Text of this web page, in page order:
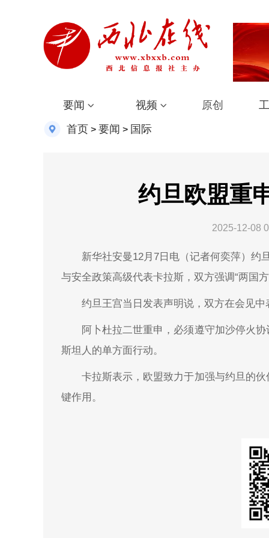
要闻 视频 原创
首页 > 要闻 > 国际
约旦欧盟重
2025-12-08
新华社安曼12月7日电（记者何奕萍）约
与安全政策高级代表卡拉斯，双方强调“两国
约旦王宫当日发表声明说，双方在会见
阿卜杜拉二世重申，必须遵守加沙停火
斯坦人的单方面行动。
卡拉斯表示，欧盟致力于加强与约旦的
键作用。